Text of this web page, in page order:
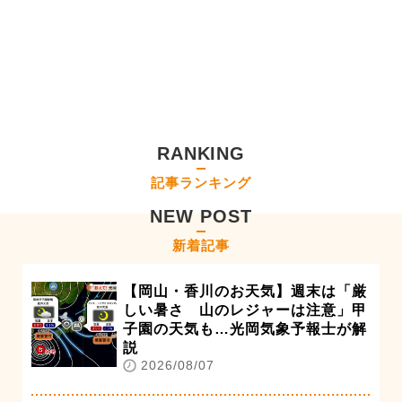
RANKING
記事ランキング
NEW POST
新着記事
【岡山・香川のお天気】週末は「厳
しい暑さ 山のレジャーは注意」甲
子園の天気も…光岡気象予報士が解
説
2026/08/07